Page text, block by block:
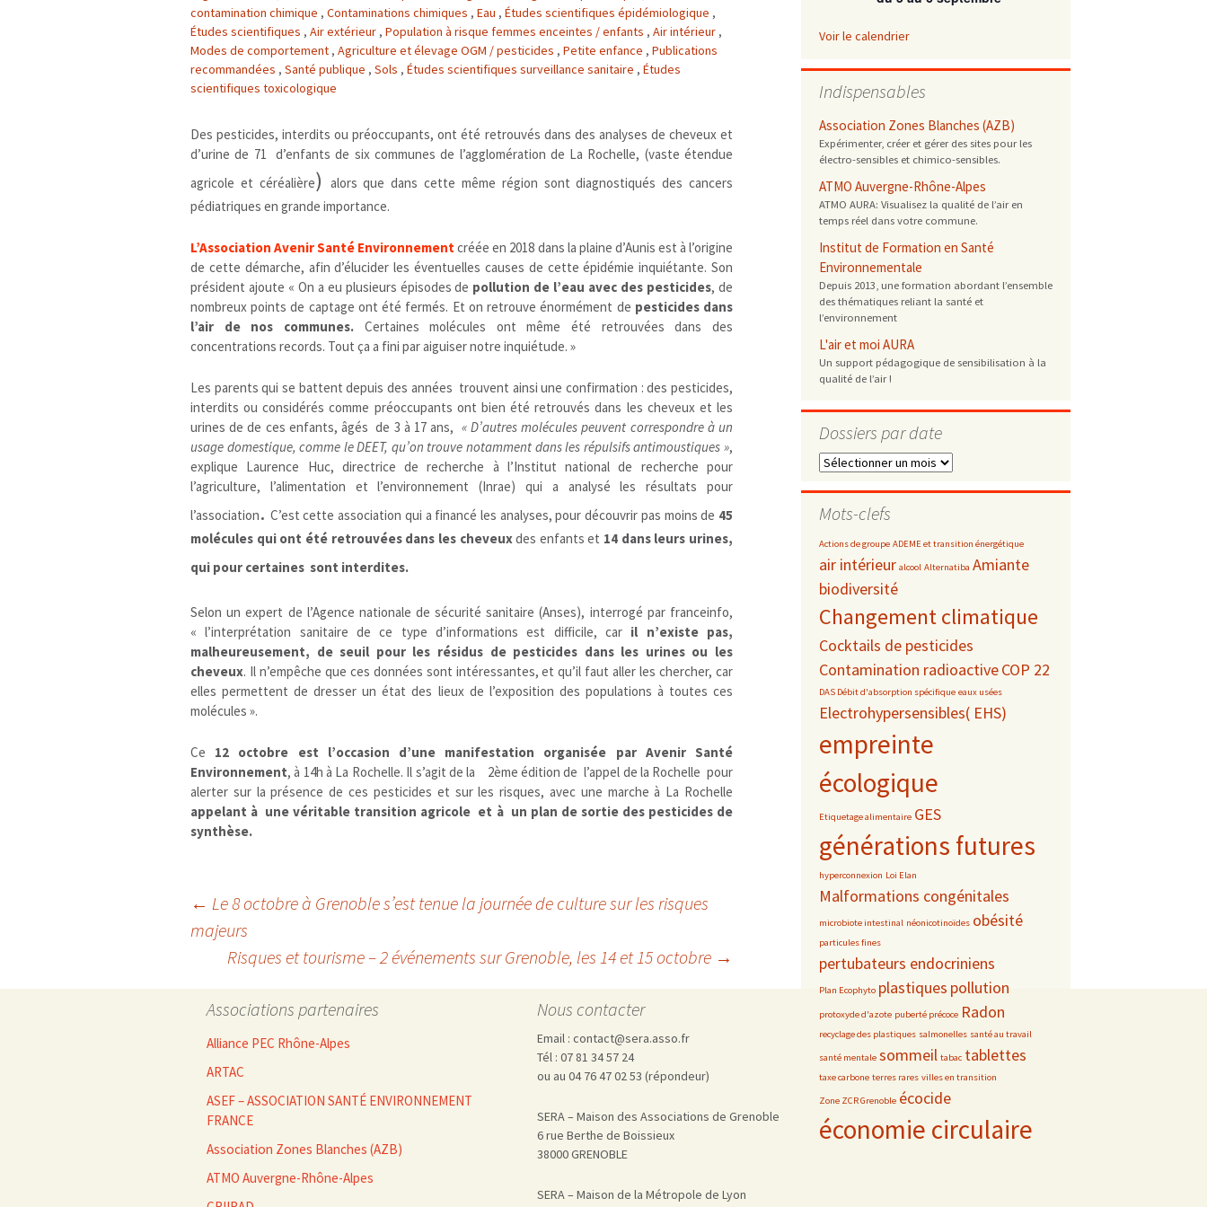
emballages
gaspillage alimentaire
modes de conservation et de cuisson
positionnement citoyen / ONG
Risques majeurs
Biodiversité
Bruit
Changements climatiques
cancérigène / mutagène / reprotoxique
métaux lourds et autres
PFAS
Déchets
économie circulaire
traitements
Décisions politiques et juridiques
internationale
Eau
mers et océans
renouvelables / transition énergétique
Environnement numérique
Études scientifiques
épidémiologique
rapport économique
surveillance sanitaire
toxicologique
Jurisprudence
Logement
Modes de comportement
Petite enfance
Pharmacovigilance, produits et
dispositifs de santé, vaccins
Population à risque
adolescents
exposition professionnelle
femmes enceintes / enfants
Personnes agées
Publications recommandées
Rayonnements
ionisants
non ionisants, ondes
mobile, WIFI, Linky, …)
réglementaire
Santé publique
Technologies
écrans / jeux vidéos
environnement industriel
Tourisme
Transports
Vie sociale
contamination chimique , Contaminations chimiques , Eau , Études scientifiques épidémiologique ,
Études scientifiques , Air extérieur , Population à risque femmes enceintes / enfants , Air intérieur ,
Modes de comportement , Agriculture et élevage OGM / pesticides , Petite enfance , Publications
recommandées , Santé publique , Sols , Études scientifiques surveillance sanitaire , Études
scientifiques toxicologique
Des pesticides, interdits ou préoccupants, ont été retrouvés dans des analyses de cheveux et
d’urine de 71 d’enfants de six communes de l’agglomération de La Rochelle, (vaste étendue
agricole et céréalière) alors que dans cette même région sont diagnostiqués des cancers
pédiatriques en grande importance.
L’Association Avenir Santé Environnementcréée en 2018 dans la plaine d’Aunis est à l’origine
de cette démarche, afin d’élucider les éventuelles causes de cette épidémie inquiétante. Son
président ajoute « On a eu plusieurs épisodes de pollution de l’eau avec des pesticides, de
nombreux points de captage ont été fermés. Et on retrouve énormément de pesticides dans
l’air de nos communes.Certaines molécules ont même été retrouvées dans des
concentrations records. Tout ça a fini par aiguiser notre inquiétude. »
Les parents qui se battent depuis des années trouvent ainsi une confirmation : des pesticides,
interdits ou considérés comme préoccupants ont bien été retrouvés dans les cheveux et les
urines de de ces enfants, âgés de 3 à 17 ans, « D’autres molécules peuvent correspondre à un
usage domestique, comme le DEET, qu’on trouve notamment dans les répulsifs antimoustiques »,
explique Laurence Huc, directrice de recherche à l’Institut national de recherche pour
l’agriculture, l’alimentation et l’environnement (Inrae) qui a analysé les résultats pour
l’association. C’est cette association qui a financé les analyses, pour découvrir pas moins de 45
molécules qui ont été retrouvées dans les cheveuxdes enfants et 14 dans leurs urines,
qui pour certaines sont interdites.
Selon un expert de l’Agence nationale de sécurité sanitaire (Anses), interrogé par franceinfo,
« l’interprétation sanitaire de ce type d’informations est difficile, car il n’existe pas,
malheureusement, de seuil pour les résidus de pesticides dans les urines ou les
cheveux. Il n’empêche que ces données sont intéressantes, et qu’il faut aller les chercher, car
elles permettent de dresser un état des lieux de l’exposition des populations à toutes ces
molécules ».
Ce 12 octobre est l’occasion d’une manifestation organisée par Avenir Santé
Environnement, à 14h à La Rochelle. Il s’agit de la 2ème édition de l’appel de la Rochelle pour
alerter sur la présence de ces pesticides et sur les risques, avec une marche à La Rochelle
appelant à une véritable transition agricole et à un plan de sortie des pesticides de
synthèse.
Navigation
← Le 8 octobre à Grenoble s’est tenue la journée de culture sur les risques
majeurs
Risques et tourisme – 2 événements sur Grenoble, les 14 et 15 octobre →
Voir le calendrier
Indispensables
Association Zones Blanches (AZB)
Expérimenter, créer et gérer des sites pour les
électro-sensibles et chimico-sensibles.
ATMO Auvergne-Rhône-Alpes
ATMO AURA: Visualisez la qualité de l’air en
temps réel dans votre commune.
Institut de Formation en Santé
Environnementale
Depuis 2013, une formation abordant l’ensemble
des thématiques reliant la santé et
l’environnement
L'air et moi AURA
Un support pédagogique de sensibilisation à la
qualité de l’air !
Dossiers par date
Dossiers
date
Mots-clefs
Actions de groupe ADEME et transition énergétique
air intérieur alcool Alternatiba Amiante
biodiversité
Changement climatique
Cocktails de pesticides
Contamination radioactiveCOP 22
DAS Débit d'absorption spécifique eaux usées
Electrohypersensibles( EHS)
empreinte
écologique
Etiquetage alimentaire GES
générations futures
hyperconnexion Loi Elan
Malformations congénitales
microbiote intestinal néonicotinoïdes obésité
particules fines
pertubateurs endocriniens
Plan Ecophyto plastiques pollution
protoxyde d'azote puberté précoce Radon
recyclage des plastiques salmonelles santé au travail
santé mentale sommeil tabac tablettes
taxe carbone terres rares villes en transition
Zone ZCR Grenoble écocide
économie circulaire
Associations partenaires
Alliance PEC Rhône-Alpes
ARTAC
ASEF – ASSOCIATION SANTÉ ENVIRONNEMENT
FRANCE
Association Zones Blanches (AZB)
ATMO Auvergne-Rhône-Alpes
Nous contacter
Email : contact@sera.asso.fr
Tél : 07 81 34 57 24
ou au 04 76 47 02 53 (répondeur)
SERA – Maison des Associations de Grenoble
6 rue Berthe de Boissieux
38000 GRENOBLE
SERA – Maison de la Métropole de Lyon